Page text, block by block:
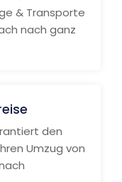
& Transporte
nach ganz
den
Umzug von